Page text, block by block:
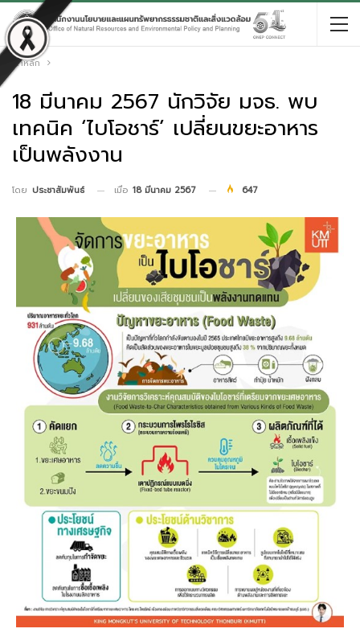
หน้าหลัก
18 มีนาคม 2567 นักวิจัย มจธ. พบ
เทคนิค ‘ไบโอชาร์’ เปลี่ยนขยะอาหาร
เป็นพลังงาน
โดย ประชาสัมพันธ์ เมื่อ 18 มีนาคม 2567 647